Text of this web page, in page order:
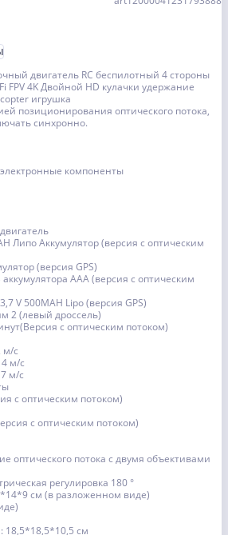
двигатель RC беспилотный 4 стороны
FPV 4K Двойной HD кулачки удержание
игрушка
позиционирования оптического потока,
синхронно.
компоненты
Липо Аккумулятор (версия с оптическим
(версия GPS)
AAA (версия с оптическим
V 500MAH Lipo (версия GPS)
2 (левый дроссель)
с оптическим потоком)
м/с
м/с
м/с
с оптическим потоком)
с оптическим потоком)
оптического потока с двумя объективами
регулировка 180 °
см (в разложенном виде)
18,5*18,5*10,5 см